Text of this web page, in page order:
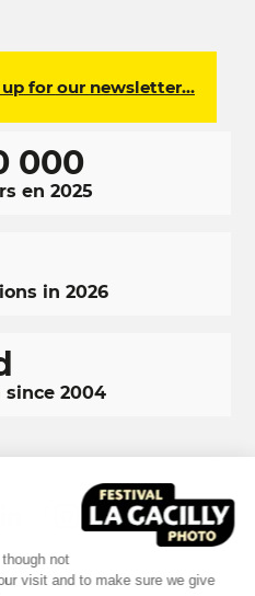
not
visit and to make sure we give
for our newsletter…
000
en 2025
in 2026
2004
Instagram
Photo credits